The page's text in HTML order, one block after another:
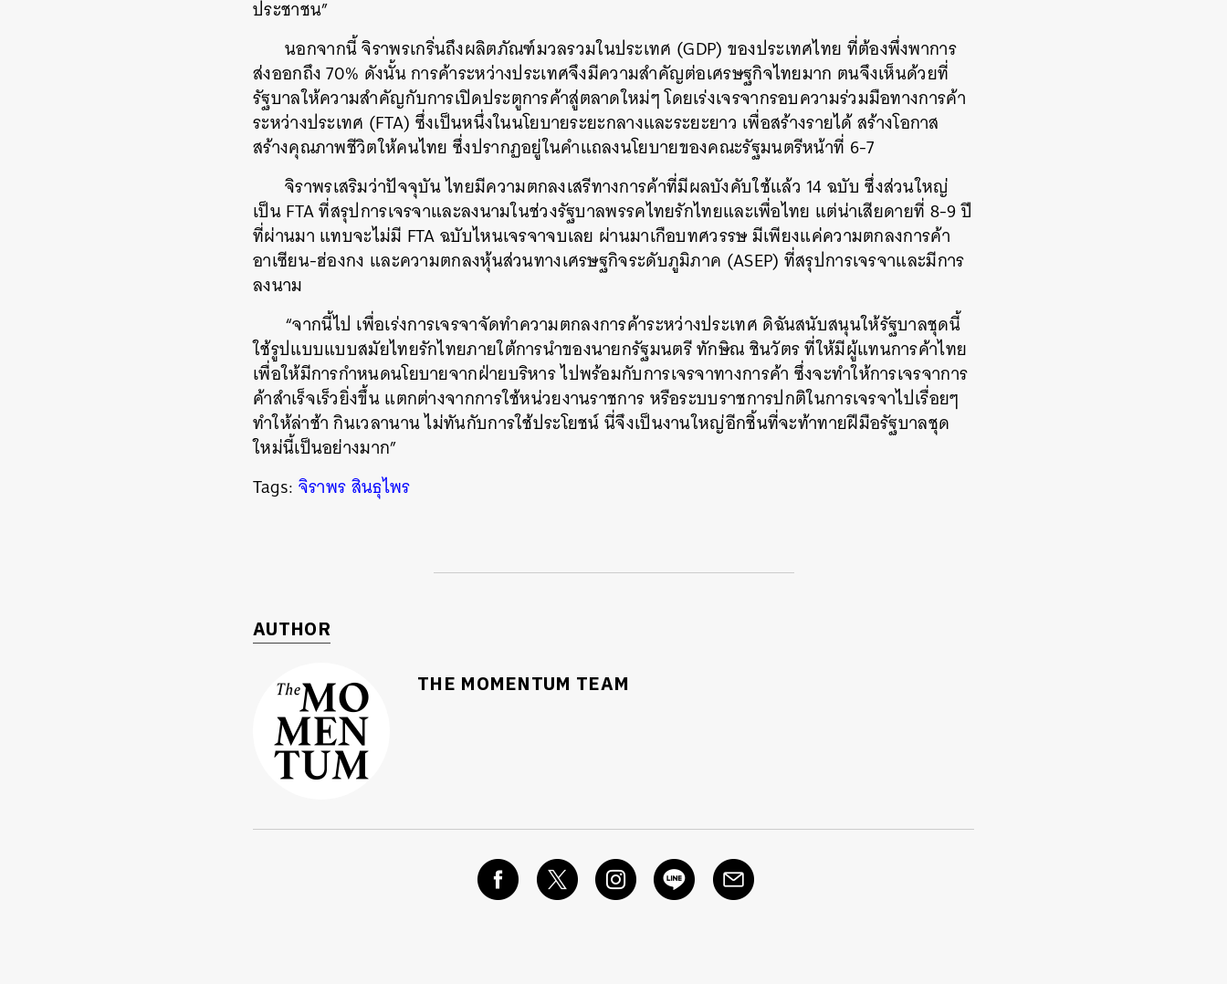
ประชาชน”
นอกจากนี้ จิราพรเกริ่นถึงผลิตภัณฑ์มวลรวมในประเทศ (GDP) ของประเทศไทย ที่ต้องพึ่งพาการ
ส่งออกถึง 70% ดังนั้น การค้าระหว่างประเทศจึงมีความสำคัญต่อเศรษฐกิจไทยมาก ตนจึงเห็นด้วยที่
รัฐบาลให้ความสำคัญกับการเปิดประตูการค้าสู่ตลาดใหม่ๆ โดยเร่งเจรจากรอบความร่วมมือทางการค้า
ระหว่างประเทศ (FTA) ซึ่งเป็นหนึ่งในนโยบายระยะกลางและระยะยาว เพื่อสร้างรายได้ สร้างโอกาส
สร้างคุณภาพชีวิตให้คนไทย ซึ่งปรากฏอยู่ในคำแถลงนโยบายของคณะรัฐมนตรีหน้าที่ 6-7
จิราพรเสริมว่าปัจจุบัน ไทยมีความตกลงเสรีทางการค้าที่มีผลบังคับใช้แล้ว 14 ฉบับ ซึ่งส่วนใหญ่
เป็น FTA ที่สรุปการเจรจาและลงนามในช่วงรัฐบาลพรรคไทยรักไทยและเพื่อไทย แต่น่าเสียดายที่ 8-9 ปี
ที่ผ่านมา แทบจะไม่มี FTA ฉบับไหนเจรจาจบเลย ผ่านมาเกือบทศวรรษ มีเพียงแค่ความตกลงการค้า
อาเซียน-ฮ่องกง และความตกลงหุ้นส่วนทางเศรษฐกิจระดับภูมิภาค (ASEP) ที่สรุปการเจรจาและมีการ
ลงนาม
“จากนี้ไป เพื่อเร่งการเจรจาจัดทำความตกลงการค้าระหว่างประเทศ ดิฉันสนับสนุนให้รัฐบาลชุดนี้
ใช้รูปแบบแบบสมัยไทยรักไทยภายใต้การนำของนายกรัฐมนตรี ทักษิณ ชินวัตร ที่ให้มีผู้แทนการค้าไทย
เพื่อให้มีการกำหนดนโยบายจากฝ่ายบริหาร ไปพร้อมกับการเจรจาทางการค้า ซึ่งจะทำให้การเจรจาการ
ค้าสำเร็จเร็วยิ่งขึ้น แตกต่างจากการใช้หน่วยงานราชการ หรือระบบราชการปกติในการเจรจาไปเรื่อยๆ
ทำให้ล่าช้า กินเวลานาน ไม่ทันกับการใช้ประโยชน์ นี่จึงเป็นงานใหญ่อีกชิ้นที่จะท้าทายฝีมือรัฐบาลชุด
ใหม่นี้เป็นอย่างมาก”
Tags: จิราพร สินธุไพร
AUTHOR
THE MOMENTUM TEAM